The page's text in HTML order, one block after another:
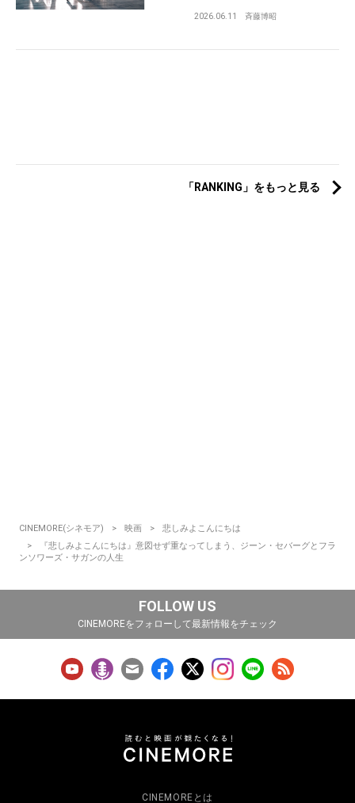
2026.06.11 斉藤博昭
「RANKING」をもっと見る
CINEMORE(シネモア) 映画
悲しみよこんにちは
『悲しみよこんにちは』意図せず重なってしまう、ジーン・セバーグとフラ
ンソワーズ・サガンの人生
FOLLOW US
CINEMOREをフォローして最新情報をチェック
CINEMOREとは